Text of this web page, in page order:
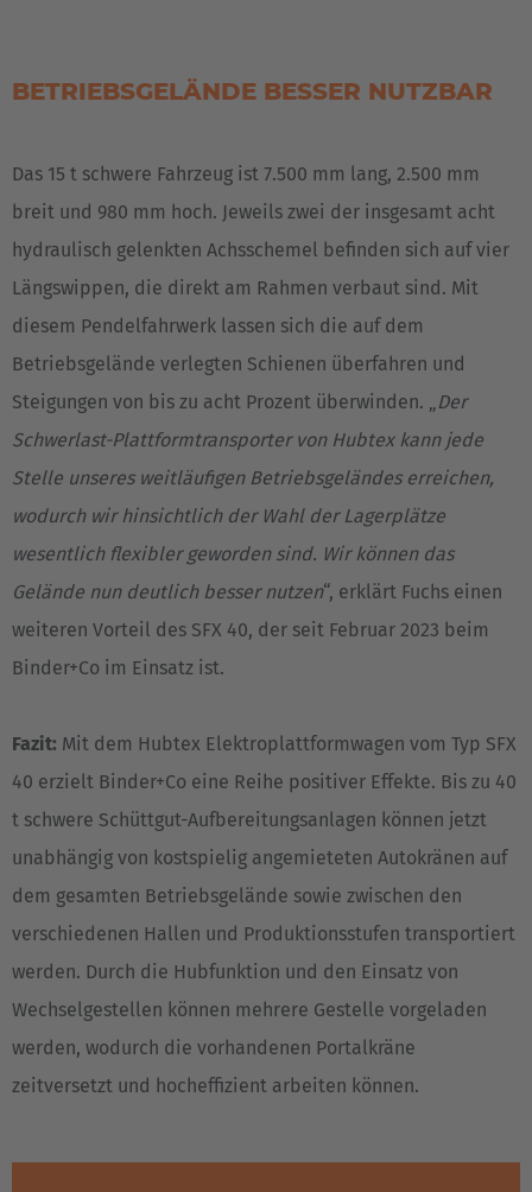
Türkçe
BETRIEBSGELÄNDE BESSER NUTZBAR
Das 15 t schwere Fahrzeug ist 7.500 mm lang, 2.500 mm
breit und 980 mm hoch. Jeweils zwei der insgesamt acht
hydraulisch gelenkten Achsschemel befinden sich auf vier
Längswippen, die direkt am Rahmen verbaut sind. Mit
diesem Pendelfahrwerk lassen sich die auf dem
Betriebsgelände verlegten Schienen überfahren und
Steigungen von bis zu acht Prozent überwinden. „Der
Schwerlast-Plattformtransporter von Hubtex kann jede
Stelle unseres weitläufigen Betriebsgeländes erreichen,
wodurch wir hinsichtlich der Wahl der Lagerplätze
wesentlich flexibler geworden sind. Wir können das
Gelände nun deutlich besser nutzen“, erklärt Fuchs einen
weiteren Vorteil des SFX 40, der seit Februar 2023 beim
Binder+Co im Einsatz ist.
Fazit: Mit dem Hubtex Elektroplattformwagen vom Typ SFX
40 erzielt Binder+Co eine Reihe positiver Effekte. Bis zu 40
t schwere Schüttgut-Aufbereitungsanlagen können jetzt
unabhängig von kostspielig angemieteten Autokränen auf
dem gesamten Betriebsgelände sowie zwischen den
verschiedenen Hallen und Produktionsstufen transportiert
werden. Durch die Hubfunktion und den Einsatz von
Wechselgestellen können mehrere Gestelle vorgeladen
werden, wodurch die vorhandenen Portalkräne
zeitversetzt und hocheffizient arbeiten können.